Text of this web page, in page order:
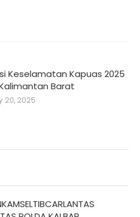
Keselamatan Kapuas 2025
Barat
20, 2025